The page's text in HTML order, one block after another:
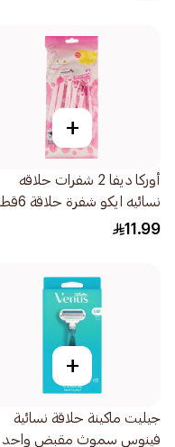
+
أوركا ديفا 2 شفرات حلاقه
نسائيه ايكو شفرة حلاقة 6قطعة
11.99
+
جيليت ماكينة حلاقة نسائية
فينوس سموث مقبض واحد